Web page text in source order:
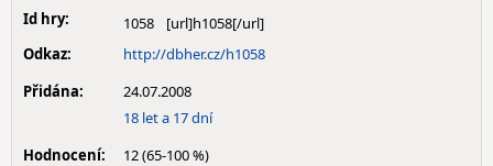
Id hry:
1058
Odkaz:
http://dbher.cz/h1058
Přidána:
24.07.2008
18 let a 17 dní
Hodnocení:
12 (65-100 %)